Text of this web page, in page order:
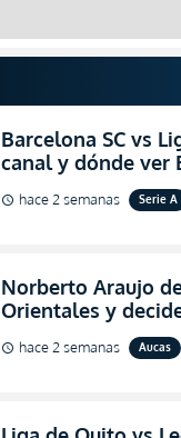
Barcelona SC vs
canal y dónde ver
de la LigaPro 2026
schedule hace 2 semanas Serie A
Norberto Araujo
Orientales y
dirección técnica
schedule hace 2 semanas Aucas